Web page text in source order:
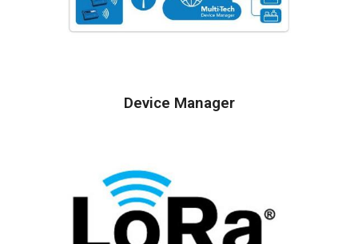
Device Manager